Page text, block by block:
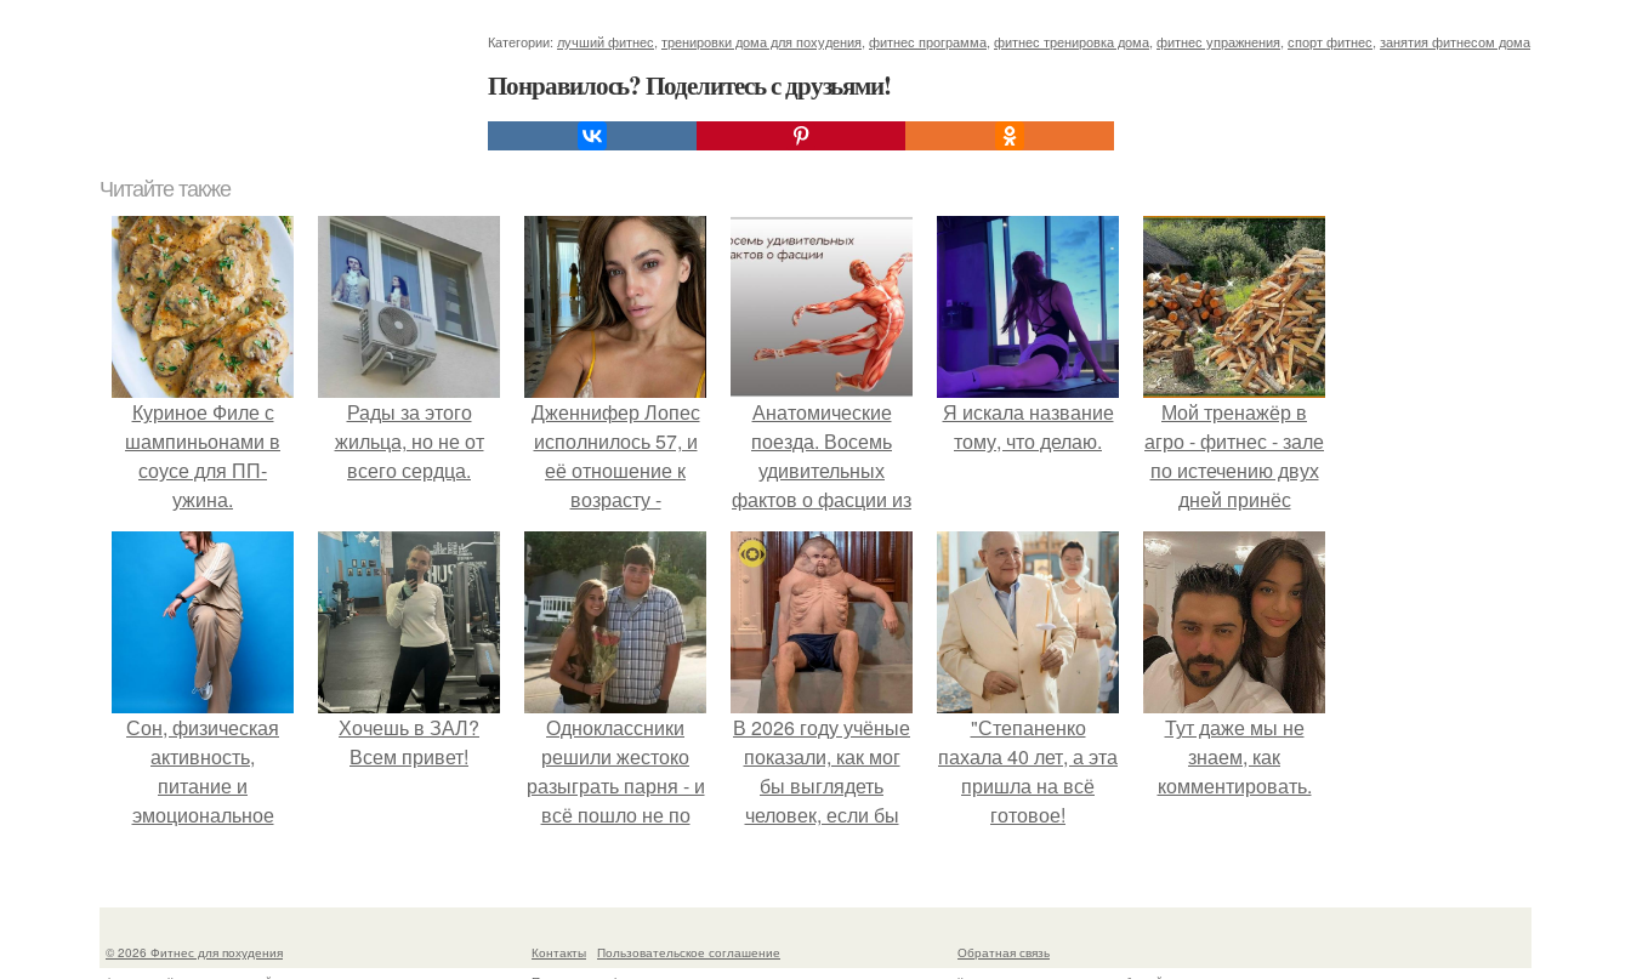
Категории: лучший фитнес тренировки дома для похудения фитнес программа фитнес тренировка дома фитнес упражнения спорт фитнес занятия фитнесом дома
Понравилось? Поделитесь с друзьями!
Читайте также
Куриное Филе с
шампиньонами в
соусе для ПП-
ужина.
Рады за этого
жильца, но не от
всего сердца.
Дженнифер Лопес
исполнилось 57, и
её отношение к
возрасту -
настоящий
манифест
уверенности: "не
говорите, что я
отлично выгляжу
для 57.
Анатомические
поезда. Восемь
удивительных
фактов о фасции из
книги Томаса
майерса
"Анатомические
Поезда".
Я искала название
тому, что делаю.
Мой тренажёр в
агро - фитнес - зале
по истечению двух
дней принёс
ощутимый
результат.
Сон, физическая
активность,
питание и
эмоциональное
Хочешь в ЗАЛ?
Всем привет!
Одноклассники
решили жестоко
разыграть парня - и
всё пошло не по
В 2026 году учёные
показали, как мог
бы выглядеть
человек, если бы
специально для
автокатастpoфах.
"Степаненко
пахала 40 лет, а эта
пришла на всё
готовое!
Тут даже мы не
знаем, как
комментировать.
© 2026 Фитнес для похудения Контакты
Пользовательское соглашение
Обратная связь